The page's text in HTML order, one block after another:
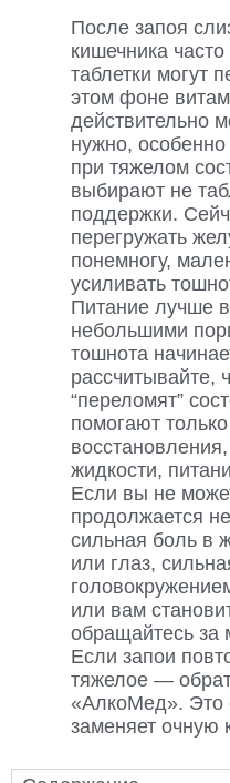
После запоя
кишечника
таблетки могут
этом фоне
действительно
нужно,
при тяжелом
выбирают не
поддержки.
перегружать
понемногу,
усиливать
Питание лучше
небольшими
тошнота
рассчитывайте,
“переломят”
помогают
жидкости,
Если вы не
продолжается
сильная боль в
или глаз,
или вам
обращайтесь
Если запои
тяжелое —
«АлкоМед».
заменяет очную